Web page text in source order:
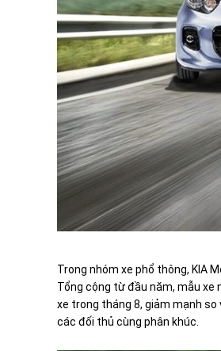
Trong nhóm xe phổ thông, KIA
Tổng cộng từ đầu năm, mẫu xe
xe trong tháng 8, giảm mạnh so
các đối thủ cùng phân khúc.